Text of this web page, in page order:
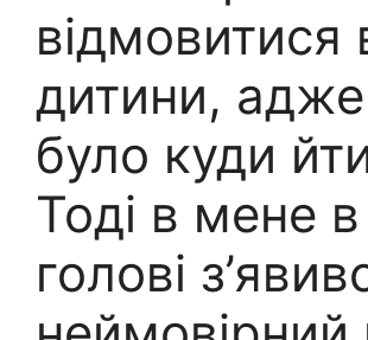
відмовитися
дитини, адже
було куди
Тоді в мене в
голові